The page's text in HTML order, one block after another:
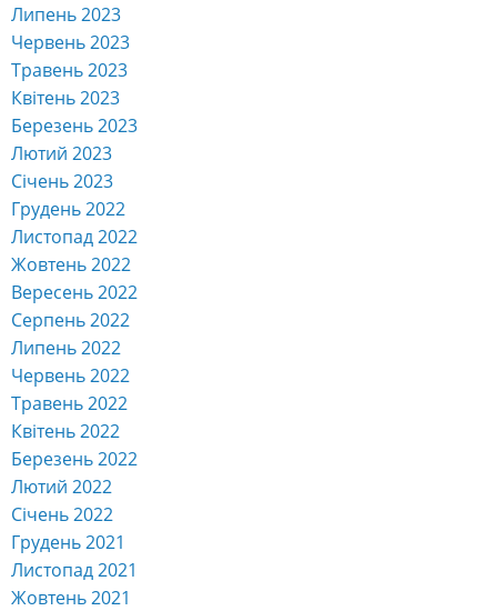
Липень 2023
Червень 2023
Травень 2023
Квітень 2023
Березень 2023
Лютий 2023
Січень 2023
Грудень 2022
Листопад 2022
Жовтень 2022
Вересень 2022
Серпень 2022
Липень 2022
Червень 2022
Травень 2022
Квітень 2022
Березень 2022
Лютий 2022
Січень 2022
Грудень 2021
Листопад 2021
Жовтень 2021